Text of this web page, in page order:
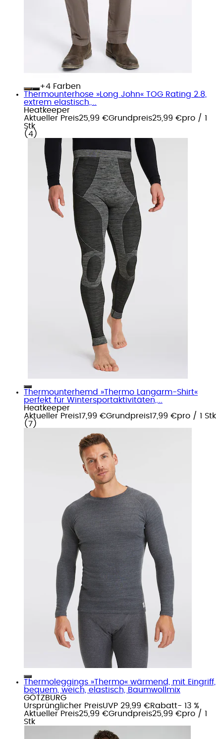
+
Farben
Thermounterhose »Long John« TOG Rating 2.8,
extrem elastisch,...
Heatkeeper
Aktueller Preis25,99 €Grundpreis25,99 €pro / 1
Stk
( 4 )
Thermounterhemd »Thermo Langarm-Shirt«
perfekt für Wintersportaktivitäten,...
Heatkeeper
Aktueller Preis17,99 €Grundpreis17,99 €pro / 1 Stk
( 7 )
Thermoleggings »Thermo« wärmend, mit Eingriff,
bequem, weich, elastisch, Baumwollmix
GÖTZBURG
Ursprünglicher PreisUVP 29,99 €Rabatt- 13 %
Aktueller Preis25,99 €Grundpreis25,99 €pro / 1
Stk